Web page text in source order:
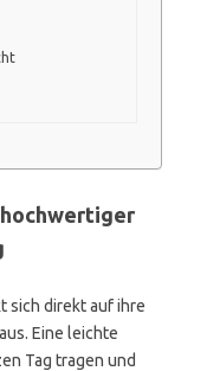
sich direkt auf ihre
Eine leichte
Tag tragen und